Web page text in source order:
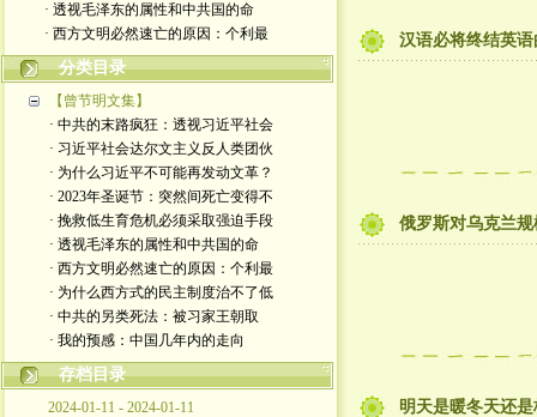
· 透视毛泽东的属性和中共国的命
· 西方文明必然速亡的原因：个利最
分类目录
【曾节明文集】
· 中共的末路疯狂：透视习近平社会
· 习近平社会达尔文主义反人类团伙
· 为什么习近平不可能再发动文革？
· 2023年圣诞节：突然间死亡变得不
· 挽救低生育危机必须采取强迫手段
· 透视毛泽东的属性和中共国的命
· 西方文明必然速亡的原因：个利最
· 为什么西方式的民主制度治不了低
· 中共的另类死法：被习家王朝取
· 我的预感：中国几年内的走向
存档目录
2024-01-11 - 2024-01-11
汉语必将终结英
俄罗斯对乌克兰
明天是暖冬天还